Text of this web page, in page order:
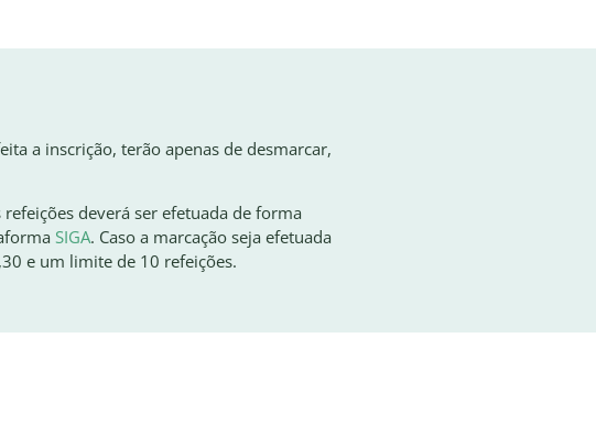
a inscrição, terão apenas de desmarcar,
refeições deverá ser efetuada de forma
SIGA. Caso a marcação seja efetuada
e um limite de 10 refeições.